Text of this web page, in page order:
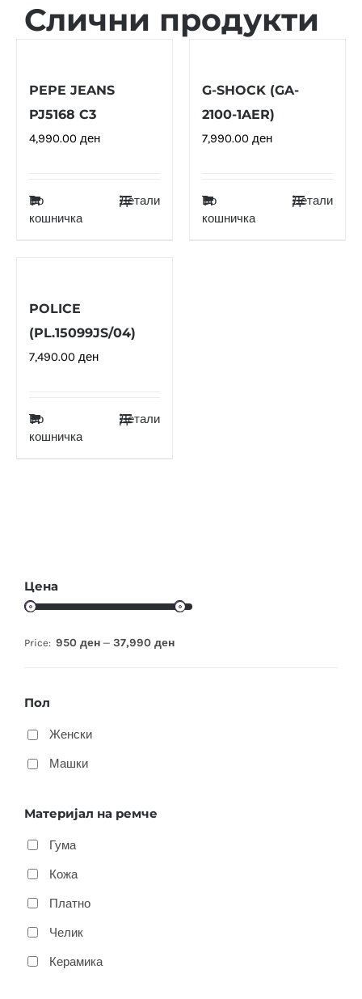
Слични продукти
PEPE JEANS
PJ5168 C3
4,990.00 ден
Во
кошничка
Детали
G-SHOCK (GA-
2100-1AER)
7,990.00 ден
Во
кошничка
Детали
POLICE
(PL.15099JS/04)
7,490.00 ден
Во
кошничка
Детали
Цена
Price: 950 ден — 37,990 ден
Пол
Женски
Машки
Материјал на ремче
Гума
Кожа
Платно
Челик
Керамика